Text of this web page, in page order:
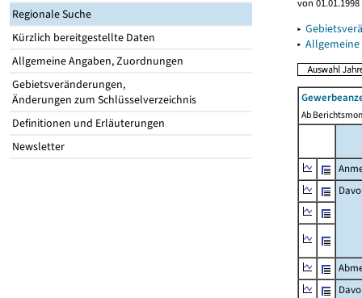
Regionale Suche
Kürzlich bereitgestellte Daten
Allgemeine Angaben, Zuordnungen
Gebietsveränderungen,
Änderungen zum Schlüsselverzeichnis
Definitionen und Erläuterungen
Newsletter
▸
▸
Ab